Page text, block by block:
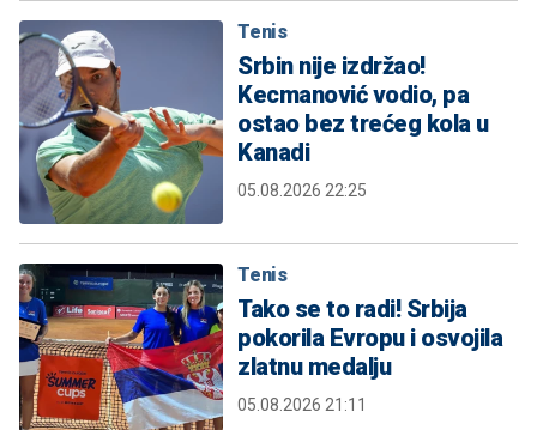
Tenis
Srbin nije izdržao!
Kecmanović vodio, pa
ostao bez trećeg kola u
Kanadi
05.08.2026 22:25
Tenis
Tako se to radi! Srbija
pokorila Evropu i osvojila
zlatnu medalju
05.08.2026 21:11